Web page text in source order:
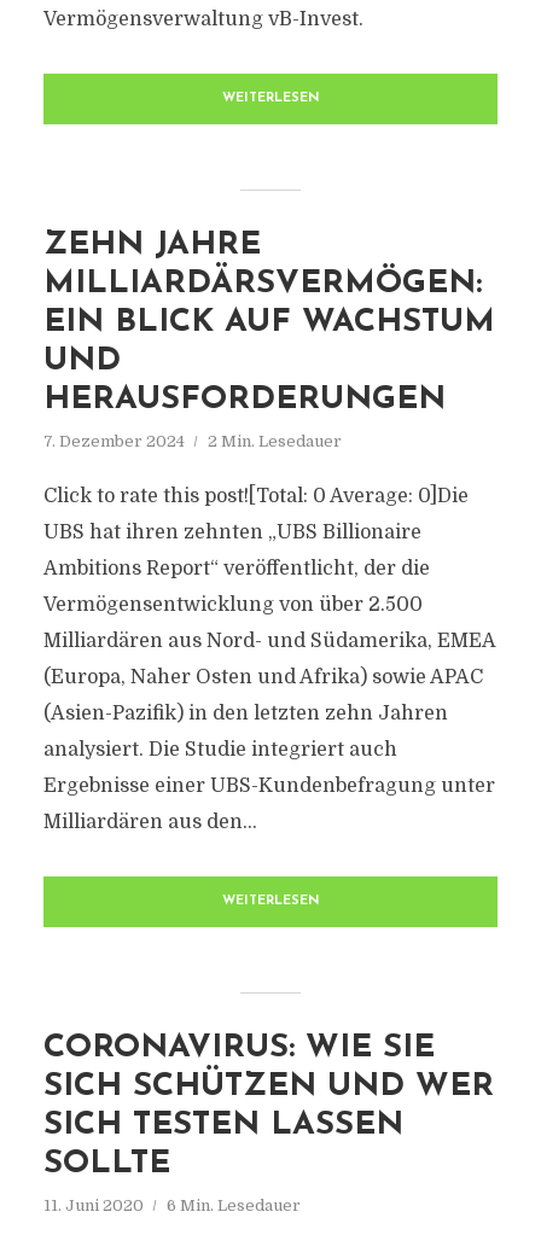
Vermögensverwaltung vB-Invest.
WEITERLESEN
ZEHN JAHRE
MILLIARDÄRSVERMÖGEN:
EIN BLICK AUF WACHSTUM
UND
HERAUSFORDERUNGEN
7. Dezember 2024 2 Min. Lesedauer
Click to rate this post![Total: 0 Average: 0]Die
UBS hat ihren zehnten „UBS Billionaire
Ambitions Report“ veröffentlicht, der die
Vermögensentwicklung von über 2.500
Milliardären aus Nord- und Südamerika, EMEA
(Europa, Naher Osten und Afrika) sowie APAC
(Asien-Pazifik) in den letzten zehn Jahren
analysiert. Die Studie integriert auch
Ergebnisse einer UBS-Kundenbefragung unter
Milliardären aus den...
WEITERLESEN
CORONAVIRUS: WIE SIE
SICH SCHÜTZEN UND WER
SICH TESTEN LASSEN
SOLLTE
11. Juni 2020 6 Min. Lesedauer